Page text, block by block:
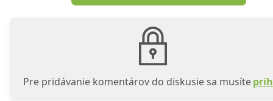
Pre pridávanie komentárov do diskusie sa musíte